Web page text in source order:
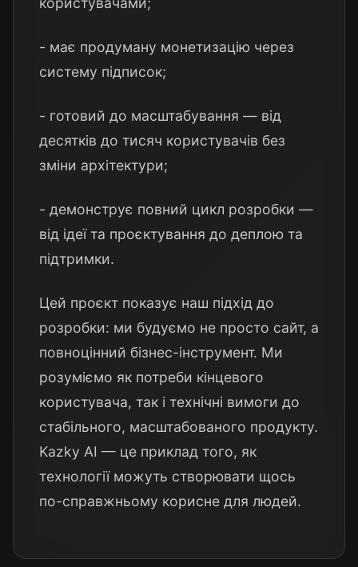
- має продуману монетизацію через
систему підписок;
- готовий до масштабування — від
десятків до тисяч користувачів без
зміни архітектури;
- демонструє повний цикл розробки —
від ідеї та проєктування до деплою та
підтримки.
Цей проєкт показує наш підхід до
розробки: ми будуємо не просто сайт, а
повноцінний бізнес-інструмент. Ми
розуміємо як потреби кінцевого
користувача, так і технічні вимоги до
стабільного, масштабованого продукту.
Kazky AI — це приклад того, як
технології можуть створювати щось
по-справжньому корисне для людей.